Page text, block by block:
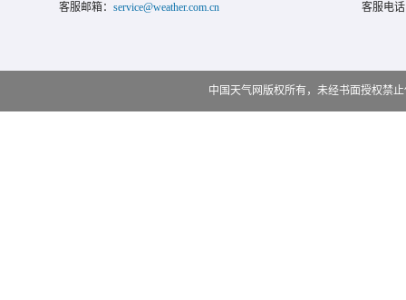
客服邮箱： service@weather.com.cn 客服电
中国天气网版权所有，未经书面授权